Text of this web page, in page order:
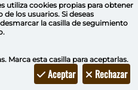
Ernesto
Recluso colgado
utiliza cookies propiaspara obtener
de los usuarios. Si deseas
desmarcar la casilla de seguimiento
Marca esta casilla para aceptarlas.
Rechazar
Aceptar